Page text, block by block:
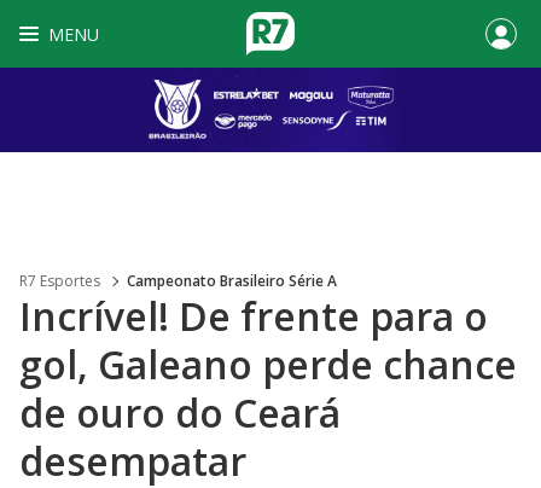
MENU
R7 Esportes Campeonato Brasileiro Série A
Incrível! De frente para o
gol, Galeano perde chance
de ouro do Ceará
desempatar